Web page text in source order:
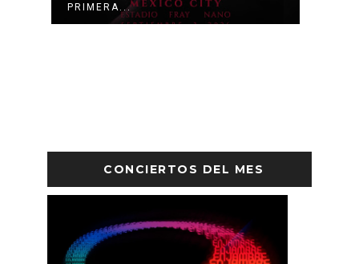
PRIMERA...
CONCIERTOS DEL MES